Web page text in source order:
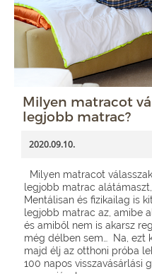
Milyen matracot
legjobb matrac?
2020.09.10.
Milyen matracot
legjobb matrac
Mentálisan és fizikailag is
legjobb matrac az, amibe
és amiből nem is akarsz
még délben sem… Na, ezt
majd élj az otthoni próba
100 napos visszavásárlási